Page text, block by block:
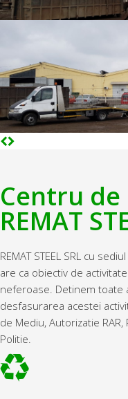
Centru
REMAT
REMAT STEEL SRL cu
are ca obiectiv de
neferoase. Detinem toate
desfasurarea acestei
de Mediu, Autorizatie
Politie.